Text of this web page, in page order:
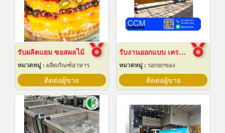
รับผลิตแยม ซอสผลไม้
หมวดหมู่ : ผลิตภัณฑ์อาหาร
ติดต่อผู้ขาย
รับงานออกแบบ เครนโรงงาน
หมวดหมู่ : รอกยกของ
ติดต่อผู้ขาย